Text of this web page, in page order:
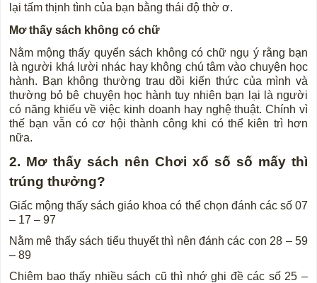
lại tấm thịnh tình của bạn bằng thái độ thờ ơ.
Mơ thấy sách không có chữ
Nằm mộng thấy quyển sách không có chữ ngụ ý rằng bạn
là người khá lười nhác hay không chú tâm vào chuyện học
hành. Bạn không thường trau dồi kiến thức của mình và
thường bỏ bê chuyện học hành tuy nhiên bạn lại là người
có năng khiếu về việc kinh doanh hay nghệ thuật. Chính vì
thế bạn vẫn có cơ hội thành công khi có thể kiên trì hơn
nữa.
2. Mơ thấy sách nên Chơi xổ số số mấy thì
trúng thưởng?
Giấc mộng thấy sách giáo khoa có thể chọn đánh các số 07
– 17 – 97
Nằm mê thấy sách tiểu thuyết thì nên đánh các con 28 – 59
– 89
Chiêm bao thấy nhiều sách cũ thì nhớ ghi đề các số 25 –